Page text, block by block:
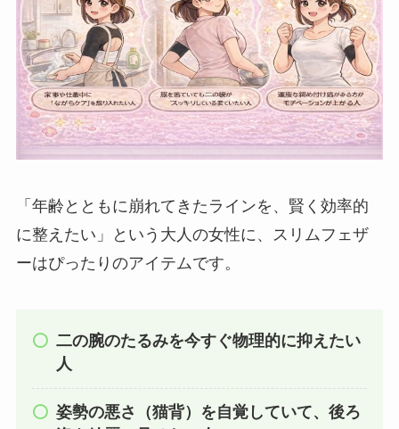
「年齢とともに崩れてきたラインを、賢く効率的
に整えたい」という大人の女性に、スリムフェザ
ーはぴったりのアイテムです。
二の腕のたるみを今すぐ物理的に抑えたい
人
姿勢の悪さ（猫背）を自覚していて、後ろ